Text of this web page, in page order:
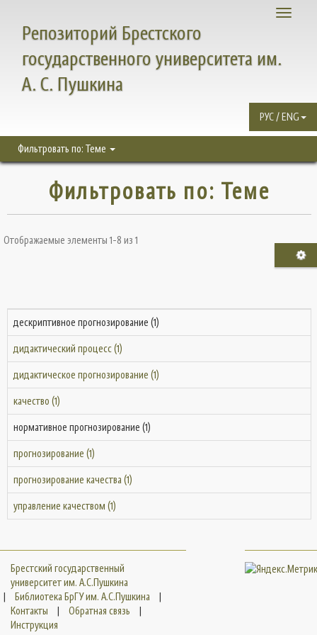
Toggle
Репозиторий Брестского
государственного университета им.
А. С. Пушкина
РУС / ENG
Фильтровать по: Теме
Фильтровать по: Теме
Отображаемые элементы 1-8 из 1
дескриптивное прогнозирование (1)
дидактический процесс (1)
дидактическое прогнозирование (1)
качество (1)
нормативное прогнозирование (1)
прогнозирование (1)
прогнозирование качества (1)
управление качеством (1)
Брестский государственный
университет им. А.С.Пушкина
|
Библиотека БрГУ им. А.С.Пушкина
|
Контакты
| Обратная связь
|
Инструкция